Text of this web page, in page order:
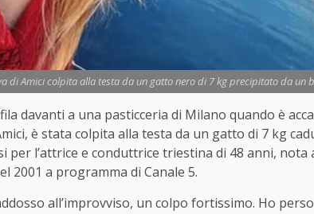
di Amici colpita alla testa da un gatto nero di 7 kg precipitato da un
davanti a una pasticceria di Milano quando è
è stata colpita alla testa da un gatto di 7 kg
per l’attrice e conduttrice triestina di 48 anni, nota
2001 a programma di Canale 5.
all’improvviso, un colpo fortissimo. Ho